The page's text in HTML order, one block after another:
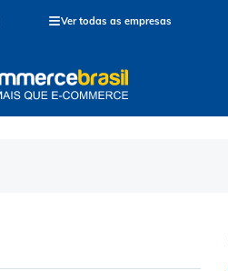
≡Ver todas as empresas